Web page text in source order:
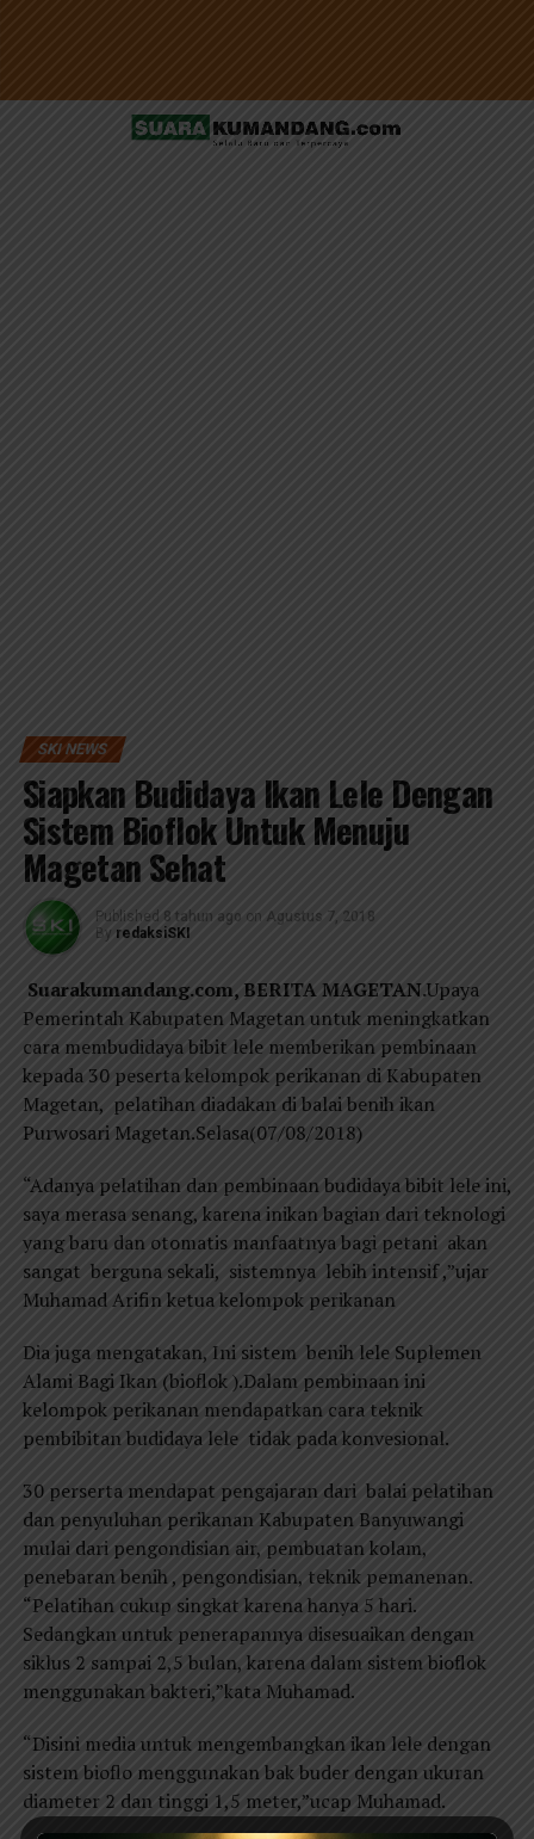
SKI NEWS
Siapkan Budidaya Ikan Lele Dengan
Sistem Bioflok Untuk Menuju
Magetan Sehat
Published 8 tahun ago on Agustus 7, 2018
By redaksiSKI
Suarakumandang.com, BERITA MAGETAN.Upaya
Pemerintah Kabupaten Magetan untuk meningkatkan
cara membudidaya bibit lele memberikan pembinaan
kepada 30 peserta kelompok perikanan di Kabupaten
Magetan, pelatihan diadakan di balai benih ikan
Purwosari Magetan.Selasa(07/08/2018)
“Adanya pelatihan dan pembinaan budidaya bibit lele ini,
saya merasa senang, karena inikan bagian dari teknologi
yang baru dan otomatis manfaatnya bagi petani akan
sangat berguna sekali, sistemnya lebih intensif ,”ujar
Muhamad Arifin ketua kelompok perikanan
Dia juga mengatakan, Ini sistem benih lele Suplemen
Alami Bagi Ikan (bioflok ).Dalam pembinaan ini
kelompok perikanan mendapatkan cara teknik
pembibitan budidaya lele tidak pada konvesional.
30 perserta mendapat pengajaran dari balai pelatihan
dan penyuluhan perikanan Kabupaten Banyuwangi
mulai dari pengondisian air, pembuatan kolam,
penebaran benih , pengondisian, teknik pemanenan.
“Pelatihan cukup singkat karena hanya 5 hari.
Sedangkan untuk penerapannya disesuaikan dengan
siklus 2 sampai 2,5 bulan, karena dalam sistem bioflok
menggunakan bakteri,”kata Muhamad.
“Disini media untuk mengembangkan ikan lele dengan
sistem bioflo menggunakan bak buder dengan ukuran
diameter 2 dan tinggi 1,5 meter,”ucap Muhamad.